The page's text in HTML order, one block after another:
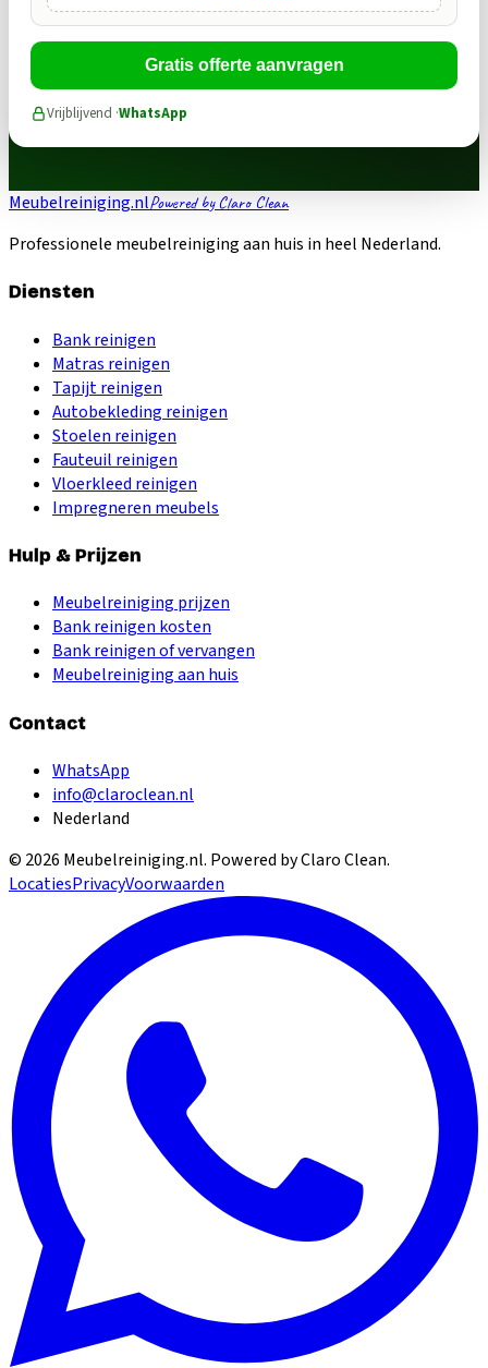
Gratis offerte aanvragen
Vrijblijvend ·WhatsApp
Meubelreiniging.nlPowered by Claro Clean
Professionele meubelreiniging aan huis in heel Nederland.
Diensten
Bank reinigen
Matras reinigen
Tapijt reinigen
Autobekleding reinigen
Stoelen reinigen
Fauteuil reinigen
Vloerkleed reinigen
Impregneren meubels
Hulp & Prijzen
Meubelreiniging prijzen
Bank reinigen kosten
Bank reinigen of vervangen
Meubelreiniging aan huis
Contact
WhatsApp
info@claroclean.nl
Nederland
© 2026 Meubelreiniging.nl. Powered by Claro Clean.
LocatiesPrivacyVoorwaarden